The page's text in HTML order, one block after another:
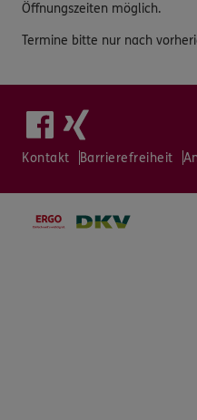
Öffnungszeiten möglich.
Termine bitte nur nach
Kontakt Barrierefreiheit